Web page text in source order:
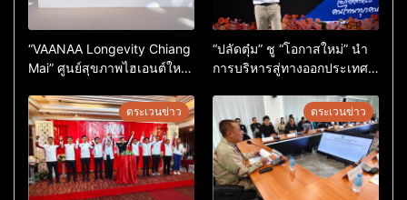
“VAANAA Longevity Chiang
Mai” ศูนย์สุขภาพไฮเอนต์ใหญ่
“ปลัดตุ๋ม” ชู “โอกาสใหม่” นำ
การบริหารสู่ทางออกประเทศ
ตระเวนข่าว ตระเวนข่าว